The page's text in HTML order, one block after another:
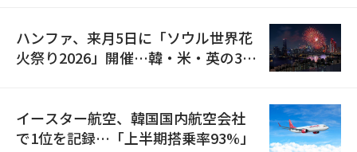
ハンファ、来月5日に「ソウル世界花
火祭り2026」開催…韓・米・英の3カ
イースター航空、韓国国内航空会社
で1位を記録…「上半期搭乗率93%」